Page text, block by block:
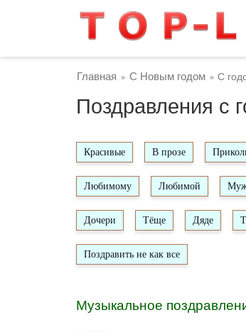
Главная » С Новым годом » С
Поздравления с
Красивые В прозе
Любимому Любимой
Дочери Тёще Дяде
Поздравить не как все
Музыкальное